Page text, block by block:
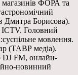
магазинів ФОРА та
Дмитра Борисова).
ICTV. Головний
мовлення.
(ТАВР медіа).
DJ FM, онлайн-
новинний